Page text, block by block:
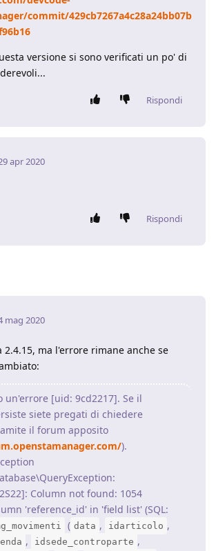
commit/429cb7267a4c28a24bb07b
versione si sono verificati un po' di
Rispondi
apr 2020
Rispondi
mag 2020
ma l'errore rimane anche se
un'errore [uid: 9cd2217]. Se il
siete pregati di chiedere
il forum apposito
).
Column not found: 1054
'reference_id' in 'field list' (SQL:
( data , idarticolo ,
, idsede_controparte ,